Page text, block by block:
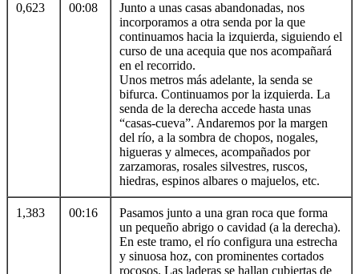
0,623 00:08
Junto a unas casas abandonadas, nos
incorporamos a otra senda por la que
continuamos hacia la izquierda, siguiendo el
curso de una acequia que nos acompañará
en el recorrido.
Unos metros más adelante, la senda se
bifurca. Continuamos por la izquierda. La
senda de la derecha accede hasta unas
“casas-cueva”. Andaremos por la margen
del río, a la sombra de chopos, nogales,
higueras y almeces, acompañados por
zarzamoras, rosales silvestres, ruscos,
hiedras, espinos albares o majuelos, etc.
1,383 00:16
Pasamos junto a una gran roca que forma
un pequeño abrigo o cavidad (a la derecha).
En este tramo, el río configura una estrecha
y sinuosa hoz, con prominentes cortados
rocosos. Las laderas se hallan cubiertas de